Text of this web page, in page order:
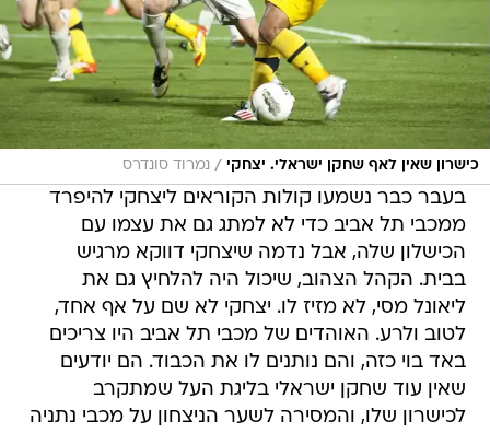
כישרון שאין לאף שחקן ישראלי. יצחקי / נמרוד סונדרס
בעבר כבר נשמעו קולות הקוראים ליצחקי להיפרד
ממכבי תל אביב כדי לא למתג גם את עצמו עם
הכישלון שלה, אבל נדמה שיצחקי דווקא מרגיש
בבית. הקהל הצהוב, שיכול היה להלחיץ גם את
ליאונל מסי, לא מזיז לו. יצחקי לא שם על אף אחד,
לטוב ולרע. האוהדים של מכבי תל אביב היו צריכים
באד בוי כזה, והם נותנים לו את הכבוד. הם יודעים
שאין עוד שחקן ישראלי בליגת העל שמתקרב
לכישרון שלו, והמסירה לשער הניצחון על מכבי נתניה